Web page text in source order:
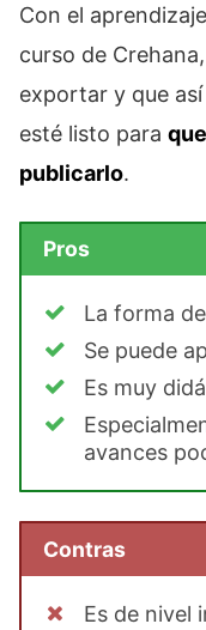
Con el
curso de
exportar y que
esté listo para
publicarlo.
Pros
La forma
Se puede
Es muy
avances
Contras
Es de nivel